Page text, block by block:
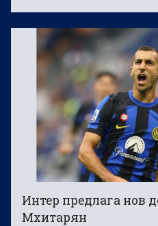
Интер предлага нов
Мхитарян